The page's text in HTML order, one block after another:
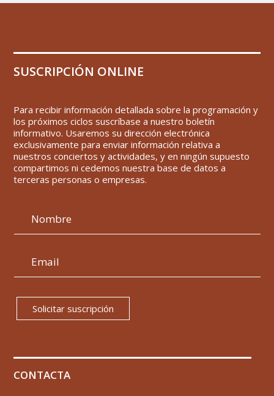
SUSCRIPCIÓN ONLINE
Para recibir información detallada sobre la programación y
los próximos ciclos suscríbase a nuestro boletín
informativo. Usaremos su dirección electrónica
exclusivamente para enviar información relativa a
nuestros conciertos y actividades, y en ningún supuesto
compartimos ni cedemos nuestra base de datos a
terceras personas o empresas.
Solicitar suscripción
CONTACTA